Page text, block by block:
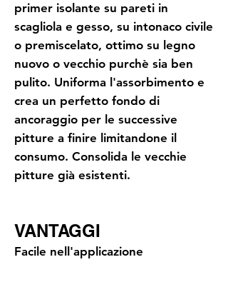
primer isolante su pareti in
scagliola e gesso, su intonaco civile
o premiscelato, ottimo su legno
nuovo o vecchio purchè sia ben
pulito. Uniforma l'assorbimento e
crea un perfetto fondo di
ancoraggio per le successive
pitture a finire limitandone il
consumo. Consolida le vecchie
pitture già esistenti.
VANTAGGI
Facile nell'applicazione